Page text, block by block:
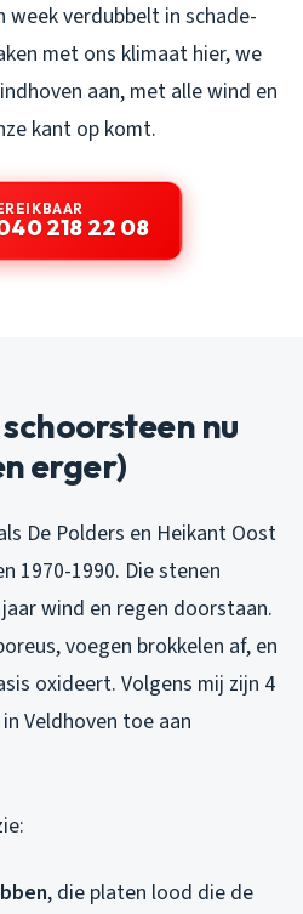
week verdubbelt in schade-
met ons klimaat hier, we
aan, met alle wind en
kant op komt.
218 22 08
nu
erger)
De Polders en Heikant Oost
1970-1990. Die stenen
wind en regen doorstaan.
voegen brokkelen af, en
oxideert. Volgens mij zijn 4
Veldhoven toe aan
, die platen lood die de